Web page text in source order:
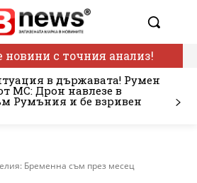
с точния анализ!
в държавата! Румен
МС: Дрон навлезе в
Румъния и бе взривен
Бременна съм през месец